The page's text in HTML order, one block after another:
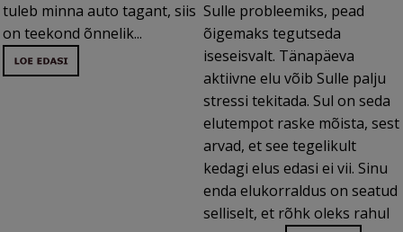
tuleb minna auto tagant, siis
on teekond õnnelik...
Sulle probleemiks, pead
õigemaks tegutseda
iseseisvalt. Tänapäeva
aktiivne elu võib Sulle palju
stressi tekitada. Sul on seda
elutempot raske mõista, sest
arvad, et see tegelikult
kedagi elus edasi ei vii. Sinu
enda elukorraldus on seatud
selliselt, et rõhk oleks rahul